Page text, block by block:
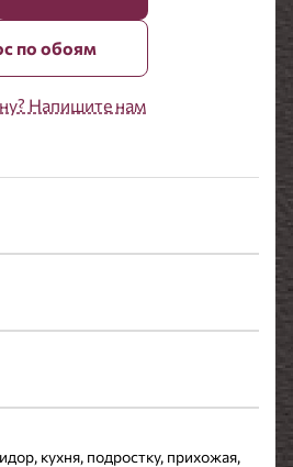
по обоям
Напишите нам
кухня, подростку, прихожая,